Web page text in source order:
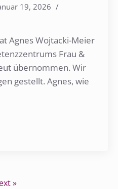
19, 2026
Agnes Wojtacki-Meier
Frau &
übernommen. Wir
gestellt. Agnes, wie
»